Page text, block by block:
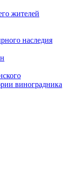
жителей
наследия
виноградника